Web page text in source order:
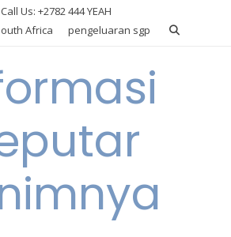
Call Us: +2782 444 YEAH
Africa
pengeluaran sgp